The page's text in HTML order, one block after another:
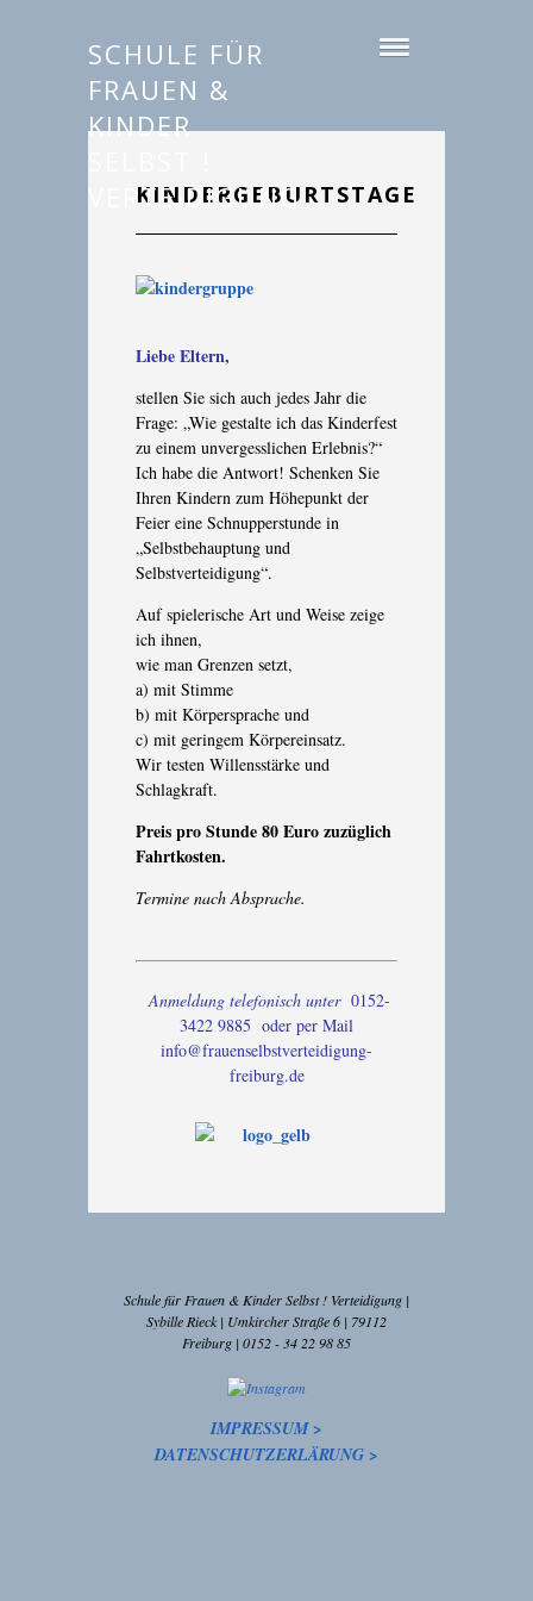
SCHULE FÜR
FRAUEN &
KINDER
VERTEIDIGUNG
KINDERGEBURTSTAGE
Liebe Eltern,
stellen Sie sich auch jedes Jahr die
Frage: „Wie gestalte ich das Kinderfest
zu einem unvergesslichen Erlebnis?“
Ich habe die Antwort! Schenken Sie
Ihren Kindern zum Höhepunkt der
Feier eine Schnupperstunde in
„Selbstbehauptung und
Selbstverteidigung“.
Auf spielerische Art und Weise zeige
ich ihnen,
wie man Grenzen setzt,
a) mit Stimme
b) mit Körpersprache und
c) mit geringem Körpereinsatz.
Wir testen Willensstärke und
Schlagkraft.
Preis pro Stunde 80 Euro zuzüglich
Fahrtkosten.
Termine nach Absprache.
Anmeldung telefonisch unter 0152-
3422 9885 oder per Mail
info@frauenselbstverteidigung-
freiburg.de
Schule für Frauen & Kinder Selbst ! Verteidigung |
Sybille Rieck | Umkircher Straße 6 | 79112
Freiburg | 0152 - 34 22 98 85
IMPRESSUM >
DATENSCHUTZERLÄRUNG >